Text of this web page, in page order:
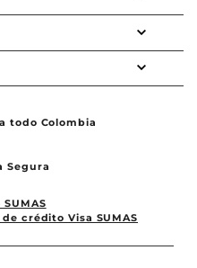
todo Colombia
Segura
crédito Visa SUMAS